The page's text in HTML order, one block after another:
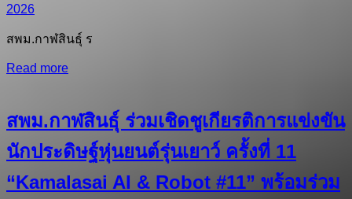
2026
สพม.กาฬสินธุ์ ร
Read more
สพม.กาฬสินธุ์ ร่วมเชิดชูเกียรติการแข่งขัน
นักประดิษฐ์หุ่นยนต์รุ่นเยาว์ ครั้งที่ 11
“Kamalasai AI & Robot #11” พร้อมร่วม